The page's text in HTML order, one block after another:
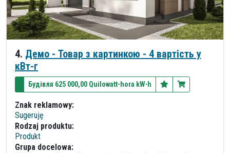
4. Демо - Товар з картинкою - 4 вартість у
кВт-г
Будівля 625 000,00 Quilowatt-hora kW∙h
Znak reklamowy:
Sugeruję
Rodzaj produktu:
Produkt
Grupa docelowa: